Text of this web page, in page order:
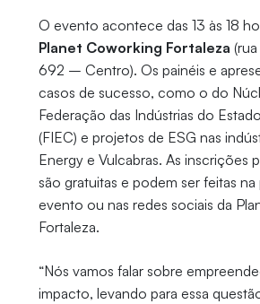
O evento acontece das 13 às 18
Planet Coworking Fortaleza
692 – Centro). Os painéis e
casos de sucesso, como o do
Federação das Indústrias do
(FIEC) e projetos de ESG nas
Energy e Vulcabras. As inscrições
são gratuitas e podem ser feitas na
evento ou nas redes sociais da
Fortaleza.
“Nós vamos falar sobre
impacto, levando para essa